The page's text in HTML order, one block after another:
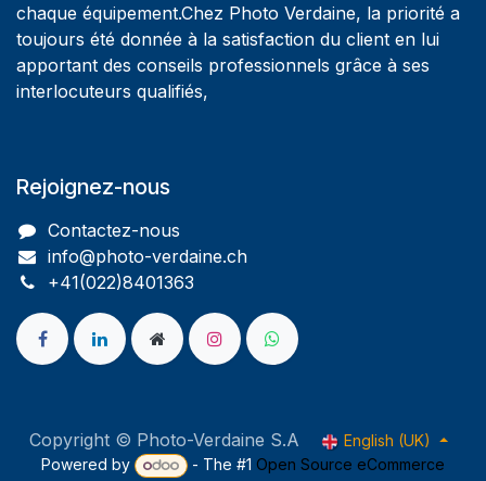
chaque équipement.Chez Photo Verdaine, la priorité a
toujours été donnée à la satisfaction du client en lui
apportant des conseils professionnels grâce à ses
interlocuteurs qualifiés,
Rejoignez-nous
Contactez-nous
info@photo-verdaine.ch​
​​+41(022)8401363
Copyright © Photo-Verdaine S.A
English (UK)
Powered by
- The #1 Open Source eCommerce